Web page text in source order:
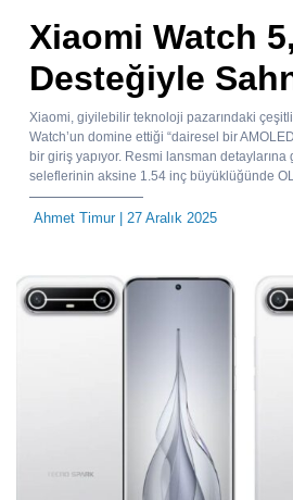
Xiaomi Watch
Desteğiyle
Xiaomi, giyilebilir teknoloji pazarındaki
Watch’un domine ettiği “dairesel bir
bir giriş yapıyor. Resmi lansman detaylarına
seleflerinin aksine 1.54 inç büyüklüğünde
Ahmet Timur| 27 Aralık 2025